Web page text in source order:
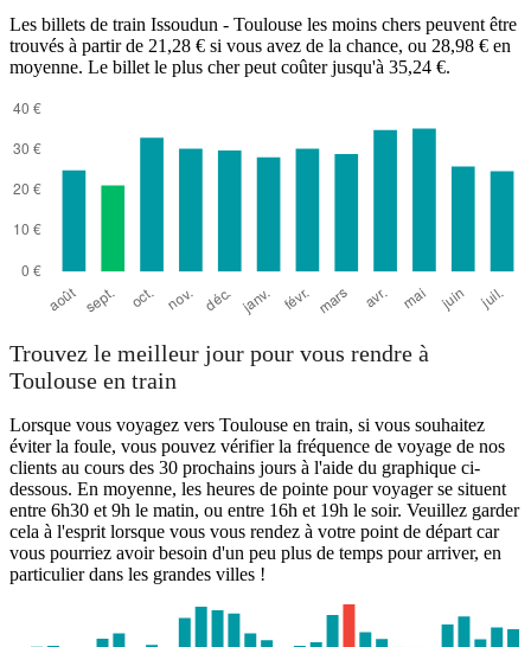
Les billets de train Issoudun - Toulouse les moins chers peuvent être
trouvés à partir de 21,28 € si vous avez de la chance, ou 28,98 € en
moyenne. Le billet le plus cher peut coûter jusqu'à 35,24 €.
Trouvez le meilleur jour pour vous rendre à
Toulouse en train
Lorsque vous voyagez vers Toulouse en train, si vous souhaitez
éviter la foule, vous pouvez vérifier la fréquence de voyage de nos
clients au cours des 30 prochains jours à l'aide du graphique ci-
dessous. En moyenne, les heures de pointe pour voyager se situent
entre 6h30 et 9h le matin, ou entre 16h et 19h le soir. Veuillez garder
cela à l'esprit lorsque vous vous rendez à votre point de départ car
vous pourriez avoir besoin d'un peu plus de temps pour arriver, en
particulier dans les grandes villes !